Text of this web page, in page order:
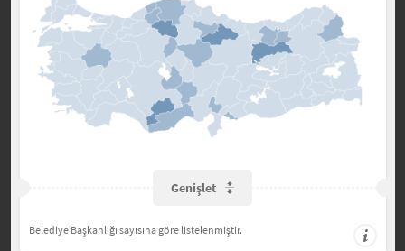
Genişlet
Belediye Başkanlığı sayısına göre listelenmiştir.